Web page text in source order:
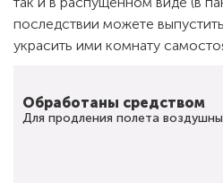
последствии можете
украсить ими комнату
Обработаны средством
Для продления полета